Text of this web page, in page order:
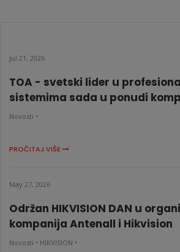
Jul 21, 2026
TOA - svetski lider u
sistemima sada u ponudi
Novosti •
PROČITAJ VIŠE
May 27, 2026
Održan HIKVISION DAN u
kompanija Antenall i Hikvision
Novosti • HIKVISION •